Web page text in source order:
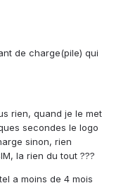
de charge(pile) qui
rien, quand je le met
secondes le logo
sinon, rien
la rien du tout ???
a moins de 4 mois